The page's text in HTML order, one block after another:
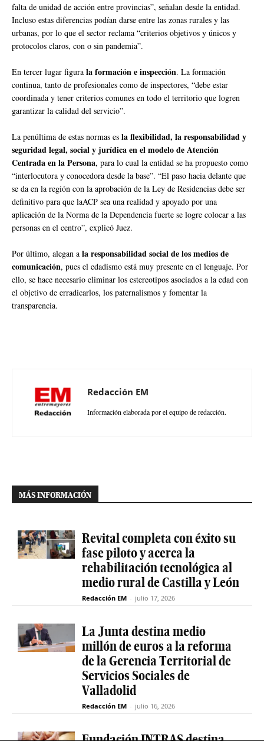
falta de unidad de acción entre provincias”, señalan desde la entidad.
Incluso estas diferencias podían darse entre las zonas rurales y las
urbanas, por lo que el sector reclama “criterios objetivos y únicos y
protocolos claros, con o sin pandemia”.
En tercer lugar figura la formación e inspección. La formación
continua, tanto de profesionales como de inspectores, “debe estar
coordinada y tener criterios comunes en todo el territorio que logren
garantizar la calidad del servicio”.
La penúltima de estas normas es la flexibilidad, la responsabilidad y
seguridad legal, social y jurídica en el modelo de Atención
Centrada en la Persona, para lo cual la entidad se ha propuesto como
“interlocutora y conocedora desde la base”. “El paso hacia delante que
se da en la región con la aprobación de la Ley de Residencias debe ser
definitivo para que laACP sea una realidad y apoyado por una
aplicación de la Norma de la Dependencia fuerte se logre colocar a las
personas en el centro”, explicó Juez.
Por último, alegan a la responsabilidad social de los medios de
comunicación, pues el edadismo está muy presente en el lenguaje. Por
ello, se hace necesario eliminar los estereotipos asociados a la edad con
el objetivo de erradicarlos, los paternalismos y fomentar la
transparencia.
Redacción EM
Información elaborada por el equipo de redacción.
MÁS INFORMACIÓN
Revital completa con éxito su
fase piloto y acerca la
rehabilitación tecnológica al
medio rural de Castilla y León
Redacción EM - julio 17, 2026
La Junta destina medio
millón de euros a la reforma
de la Gerencia Territorial de
Servicios Sociales de
Valladolid
Redacción EM - julio 16, 2026
Fundación INTRAS destina